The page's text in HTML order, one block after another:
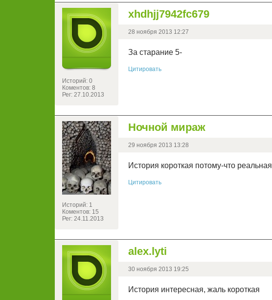
Историй: 0
Коментов: 8
Рег: 27.10.2013
xhdhjj7942fc679
28 ноября 2013 12:27
За старание 5-
Цитировать
Историй: 1
Коментов: 15
Рег: 24.11.2013
Ночной мираж
29 ноября 2013 13:28
История короткая потому-что реальная
Цитировать
alex.lyti
30 ноября 2013 19:25
История интересная, жаль короткая